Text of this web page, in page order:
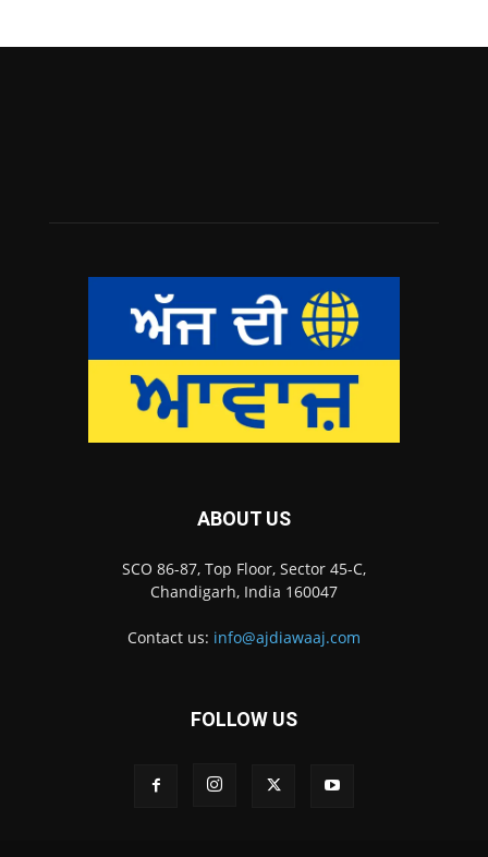
ABOUT US
SCO 86-87, Top Floor, Sector 45-C,
Chandigarh, India 160047
Contact us: info@ajdiawaaj.com
FOLLOW US